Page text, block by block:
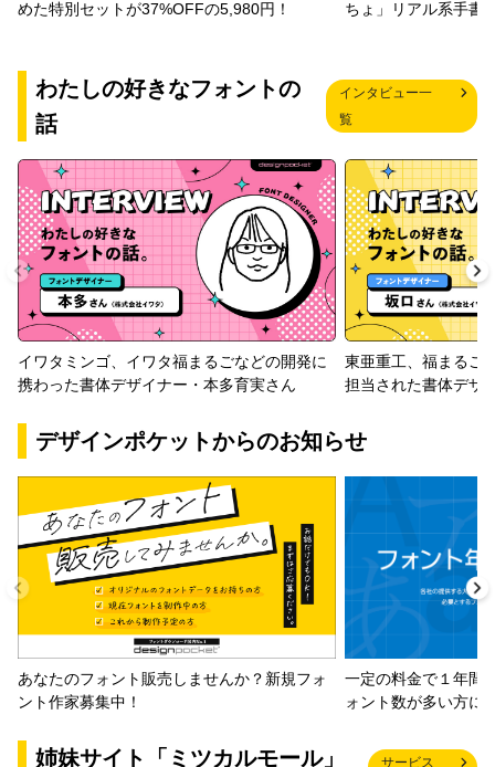
めた特別セットが37%OFFの5,980円！
ちょ」リアル系手書
わたしの好きなフォントの
話
インタビュー一
覧
イワタミンゴ、イワタ福まるごなどの開発に
携わった書体デザイナー・本多育実さん
東亜重工、福まるご
担当された書体デザ
デザインポケットからのお知らせ
あなたのフォント販売しませんか？新規フォ
ント作家募集中！
一定の料金で１年間
ォント数が多い方に
姉妹サイト「ミツカルモール」
サービス